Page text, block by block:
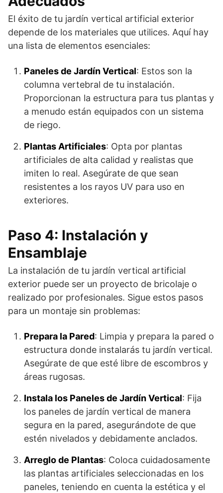
El éxito de tu jardín vertical artificial exterior
depende de los materiales que utilices. Aquí hay
una lista de elementos esenciales:
Paneles de Jardín Vertical: Estos son la
columna vertebral de tu instalación.
Proporcionan la estructura para tus plantas y
a menudo están equipados con un sistema
de riego.
Plantas Artificiales: Opta por plantas
artificiales de alta calidad y realistas que
imiten lo real. Asegúrate de que sean
resistentes a los rayos UV para uso en
exteriores.
Paso 4: Instalación y
Ensamblaje
La instalación de tu jardín vertical artificial
exterior puede ser un proyecto de bricolaje o
realizado por profesionales. Sigue estos pasos
para un montaje sin problemas:
Prepara la Pared: Limpia y prepara la pared o
estructura donde instalarás tu jardín vertical.
Asegúrate de que esté libre de escombros y
áreas rugosas.
Instala los Paneles de Jardín Vertical: Fija
los paneles de jardín vertical de manera
segura en la pared, asegurándote de que
estén nivelados y debidamente anclados.
Arreglo de Plantas: Coloca cuidadosamente
las plantas artificiales seleccionadas en los
paneles, teniendo en cuenta la estética y el